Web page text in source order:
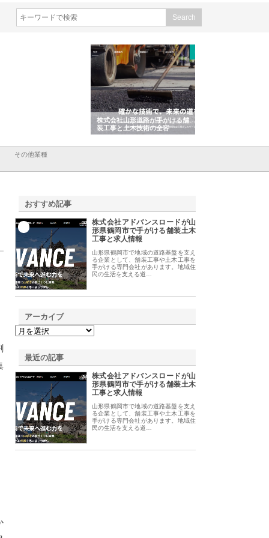
ホクシン設備株式会社が手がけ
る給排水空調消火設備工事の実
績と強み
その他業種
おすすめ記事
株式会社アドバンスロードが山
形県鶴岡市で手がける舗装土木
工事と求人情報
山形県鶴岡市で地域の道路基盤を支え
る企業として、舗装工事や土木工事を
手がける専門会社があります。地域住
民の生活を支える道…
アーカイブ
最近の記事
株式会社アドバンスロードが山
形県鶴岡市で手がける舗装土木
工事と求人情報
山形県鶴岡市で地域の道路基盤を支え
る企業として、舗装工事や土木工事を
手がける専門会社があります。地域住
民の生活を支える道…